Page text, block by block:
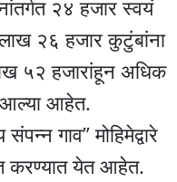
२४ हजार स्वयं
२६ हजार कुटुंबांना
५२ हजारांहून अधिक
आल्या आहेत.
गाव” मोहिमेद्वारे
करण्यात येत आहेत.